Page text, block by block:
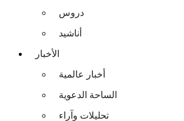
دروس
أناشيد
الأخبار
أخبار عالمية
الساحة الدعوية
تحليلات وآراء